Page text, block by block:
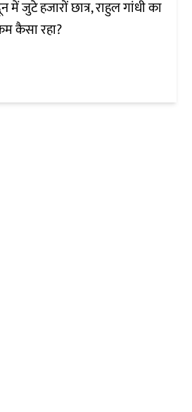
में जुटे हजारों छात्र, राहुल गांधी का
कैसा रहा?